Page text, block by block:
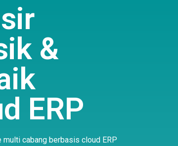
&
ERP
multi cabang berbasis cloud ERP